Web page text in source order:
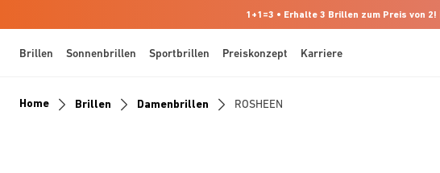
1+1=3 • Erhalte 3 Brillen zum Preis von 2! |
Brillen Sonnenbrillen Sportbrillen Preiskonzept Karriere
Home Brillen Damenbrillen ROSHEEN